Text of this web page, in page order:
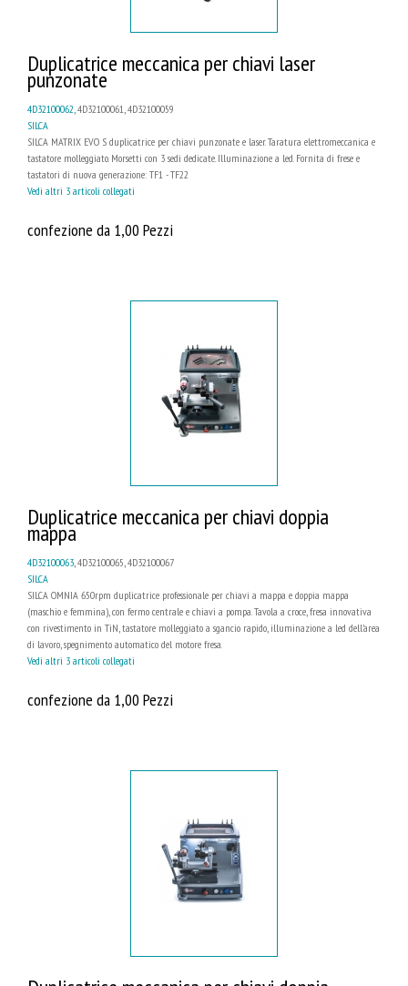
Duplicatrice meccanica per chiavi laser
punzonate
4D32100062 , 4D32100061, 4D32100059
SILCA
SILCA MATRIX EVO S duplicatrice per chiavi punzonate e laser. Taratura elettromeccanica e
tastatore molleggiato. Morsetti con 3 sedi dedicate. Illuminazione a led. Fornita di frese e
tastatori di nuova generazione: TF1 - TF22
Vedi altri 3 articoli collegati
confezione da 1,00 Pezzi
Duplicatrice meccanica per chiavi doppia
mappa
4D32100063, 4D32100065, 4D32100067
SILCA
SILCA OMNIA 650rpm duplicatrice professionale per chiavi a mappa e doppia mappa
(maschio e femmina), con fermo centrale e chiavi a pompa. Tavola a croce, fresa innovativa
con rivestimento in TiN, tastatore molleggiato a sgancio rapido, illuminazione a led dell’area
di lavoro, spegnimento automatico del motore fresa.
Vedi altri 3 articoli collegati
confezione da 1,00 Pezzi